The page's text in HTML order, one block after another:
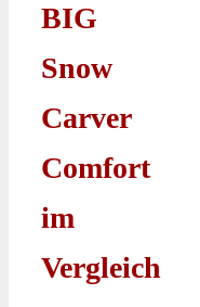
BIG
Snow
Carver
Comfort
im
Vergleich